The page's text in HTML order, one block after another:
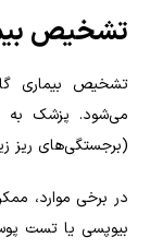
تشخیص
تشخیص بیماری
می‌شود. پزشک به
(برجستگی‌های ریز
در برخی موارد،
بیوپسی یا تست